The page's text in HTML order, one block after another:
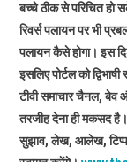
बच्चे ठीक से परिचित
रिवर्स पलायन पर भी
पलायन कैसे होगा। इस
इसलिए पोर्टल को
टीवी समाचार चैनल, बेव
तरजीह देना ही मकसद
सुझाव, लेख, आलेख,